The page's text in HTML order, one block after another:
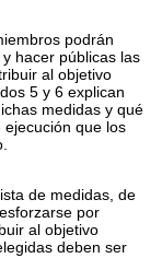
podrán
hacer públicas las
al objetivo
5 y 6 explican
medidas y qué
que los
de medidas, de
por
al objetivo
deben ser